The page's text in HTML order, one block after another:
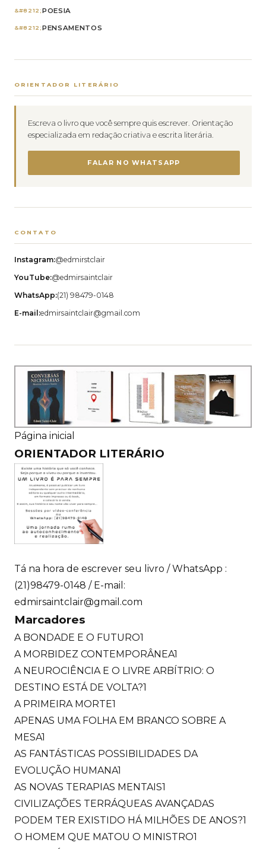
POESIA
PENSAMENTOS
ORIENTADOR LITERÁRIO
Escreva o livro que você sempre quis escrever. Orientação
especializada em redação criativa e escrita literária.
FALAR NO WHATSAPP
CONTATO
Instagram:@edmirstclair
YouTube:@edmirsaintclair
WhatsApp:(21) 98479-0148
E-mail:edmirsaintclair@gmail.com
Página inicial
ORIENTADOR LITERÁRIO
Tá na hora de escrever seu livro / WhatsApp :
(21)98479-0148 / E-mail:
edmirsaintclair@gmail.com
Marcadores
A BONDADE E O FUTURO1
A MORBIDEZ CONTEMPORÂNEA1
A NEUROCIÊNCIA E O LIVRE ARBÍTRIO: O
DESTINO ESTÁ DE VOLTA?1
A PRIMEIRA MORTE1
APENAS UMA FOLHA EM BRANCO SOBRE A
MESA1
AS FANTÁSTICAS POSSIBILIDADES DA
EVOLUÇÃO HUMANA1
AS NOVAS TERAPIAS MENTAIS1
CIVILIZAÇÕES TERRÁQUEAS AVANÇADAS
PODEM TER EXISTIDO HÁ MILHÕES DE ANOS?1
O HOMEM QUE MATOU O MINISTRO1